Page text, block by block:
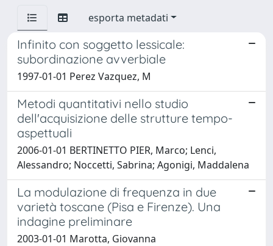
esporta metadati
Infinito con soggetto lessicale:
subordinazione avverbiale
1997-01-01 Perez Vazquez, M
Metodi quantitativi nello studio
dell'acquisizione delle strutture tempo-
aspettuali
2006-01-01 BERTINETTO PIER, Marco; Lenci,
Alessandro; Noccetti, Sabrina; Agonigi, Maddalena
La modulazione di frequenza in due
varietà toscane (Pisa e Firenze). Una
indagine preliminare
2003-01-01 Marotta, Giovanna